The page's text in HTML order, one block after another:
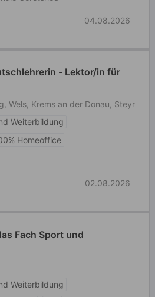
04.08.2026
- Lektor/in für
Wels, Krems an der Donau, Steyr
Weiterbildung
Homeoffice
02.08.2026
Fach Sport und
Weiterbildung